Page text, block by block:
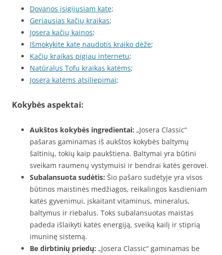
Dovanos įsigijusiam katę;
Geriausias kačių kraikas;
Josera kačių kainos;
Išmokykite katę naudotis kraiko dėže;
Kačių kraikas pigiau internetu;
Natūralus Tofu kraikas katėms;
Josera katėms atsiliepimai;
Kokybės aspektai:
Aukštos kokybės ingredientai: „Josera Classic“
pašaras gaminamas iš aukštos kokybės baltymų
šaltinių, tokių kaip paukštiena. Baltymai yra būtini
sveikam raumenų vystymuisi ir bendrai katės gerovei.
Subalansuota sudėtis: Šio pašaro sudėtyje yra visos
būtinos maistinės medžiagos, reikalingos kasdieniam
katės gyvenimui, įskaitant vitaminus, mineralus,
baltymus ir riebalus. Toks subalansuotas maistas
padeda išlaikyti katės energiją, sveiką kailį ir stiprią
imuninę sistemą.
Be dirbtinių priedų: „Josera Classic“ gaminamas be